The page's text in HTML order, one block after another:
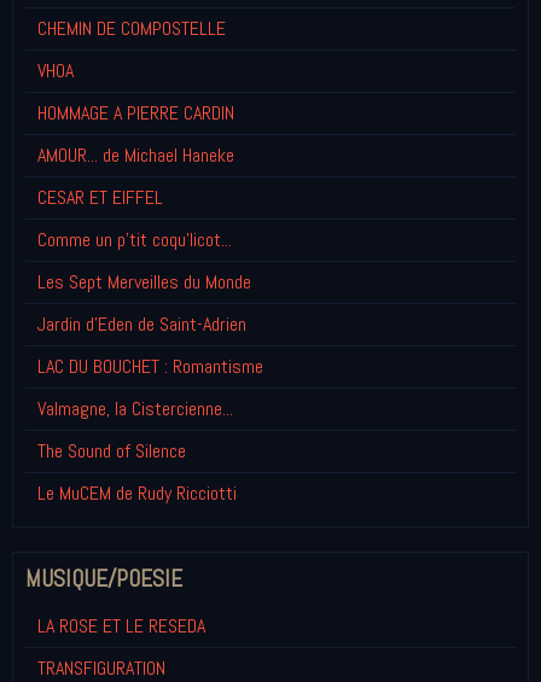
CHEMIN DE COMPOSTELLE
VHOA
HOMMAGE A PIERRE CARDIN
AMOUR... de Michael Haneke
CESAR ET EIFFEL
Comme un p'tit coqu'licot...
Les Sept Merveilles du Monde
Jardin d'Eden de Saint-Adrien
LAC DU BOUCHET : Romantisme
Valmagne, la Cistercienne...
The Sound of Silence
Le MuCEM de Rudy Ricciotti
MUSIQUE/POESIE
LA ROSE ET LE RESEDA
TRANSFIGURATION